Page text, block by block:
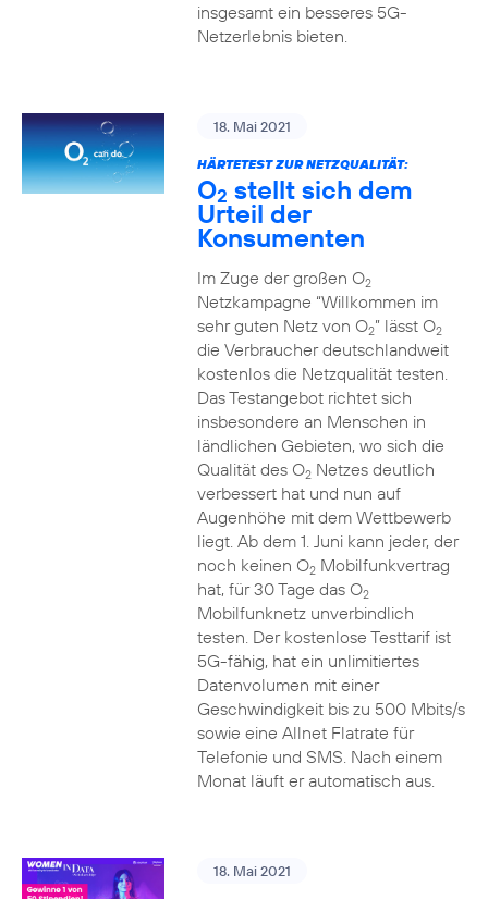
insgesamt ein besseres 5G-
Netzerlebnis bieten.
18. Mai 2021
HÄRTETEST ZUR NETZQUALITÄT:
O2 stellt sich dem
Urteil der
Konsumenten
Im Zuge der großen O2
Netzkampagne “Willkommen im
sehr guten Netz von O2” lässt O2
die Verbraucher deutschlandweit
kostenlos die Netzqualität testen.
Das Testangebot richtet sich
insbesondere an Menschen in
ländlichen Gebieten, wo sich die
Qualität des O2Netzes deutlich
verbessert hat und nun auf
Augenhöhe mit dem Wettbewerb
liegt. Ab dem 1. Juni kann jeder, der
noch keinen O2Mobilfunkvertrag
hat, für 30 Tage das O2
Mobilfunknetz unverbindlich
testen. Der kostenlose Testtarif ist
5G-fähig, hat ein unlimitiertes
Datenvolumen mit einer
Geschwindigkeit bis zu 500 Mbits/s
sowie eine Allnet Flatrate für
Telefonie und SMS. Nach einem
Monat läuft er automatisch aus.
18. Mai 2021